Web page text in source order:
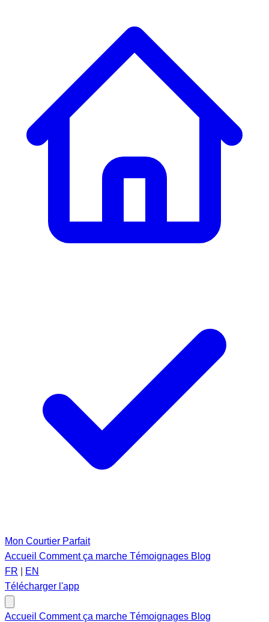
Mon Courtier Parfait
Accueil Comment ça marche Témoignages Blog
FR
EN
Télécharger l'app
Accueil Comment ça marche Témoignages Blog